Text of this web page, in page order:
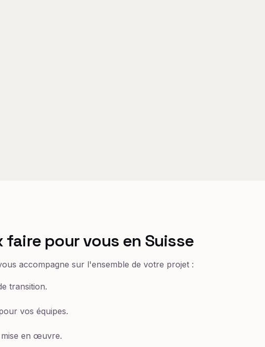
faire pour vous en Suisse
accompagne sur l'ensemble de votre projet :
transition.
vos équipes.
en œuvre.